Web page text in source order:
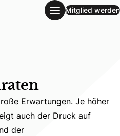
Mitglied werden
Erwartungen. Je höher
auch der Druck auf
der